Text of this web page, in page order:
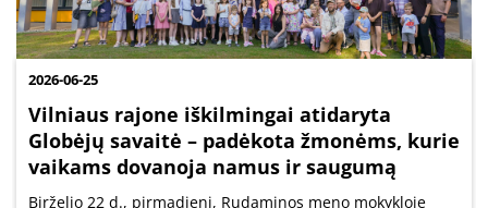
2026-06-25
Vilniaus rajone iškilmingai atidaryta
Globėjų savaitė – padėkota žmonėms, kurie
vaikams dovanoja namus ir saugumą
Birželio 22 d., pirmadienį, Rudaminos meno mokykloje